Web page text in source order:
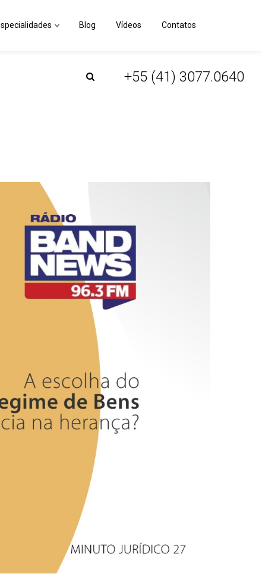
Blog Vídeos Contatos
+55 (41) 3077.0640
+55 (41) 3077.0640